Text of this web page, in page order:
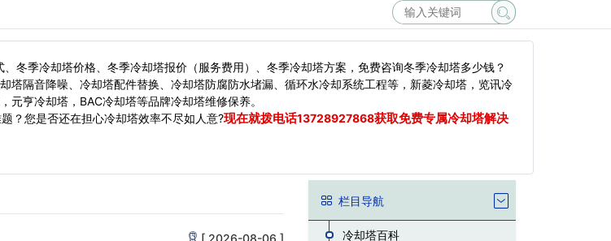
冬季冷却塔价格、冬季冷却塔报价（服务费用）、冬季冷却塔方案，免费咨询冬季冷却塔多少钱？
隔音降噪、冷却塔配件替换、冷却塔防腐防水堵漏、循环水冷却系统工程等，新菱冷却塔，览讯冷
亨冷却塔，BAC冷却塔等品牌冷却塔维修保养。
？您是否还在担心冷却塔效率不尽如人意?现在就拨电话13728927868获取免费专属冷却塔解决
[ 2026-08-06 ]
栏目导航
冷却塔百科